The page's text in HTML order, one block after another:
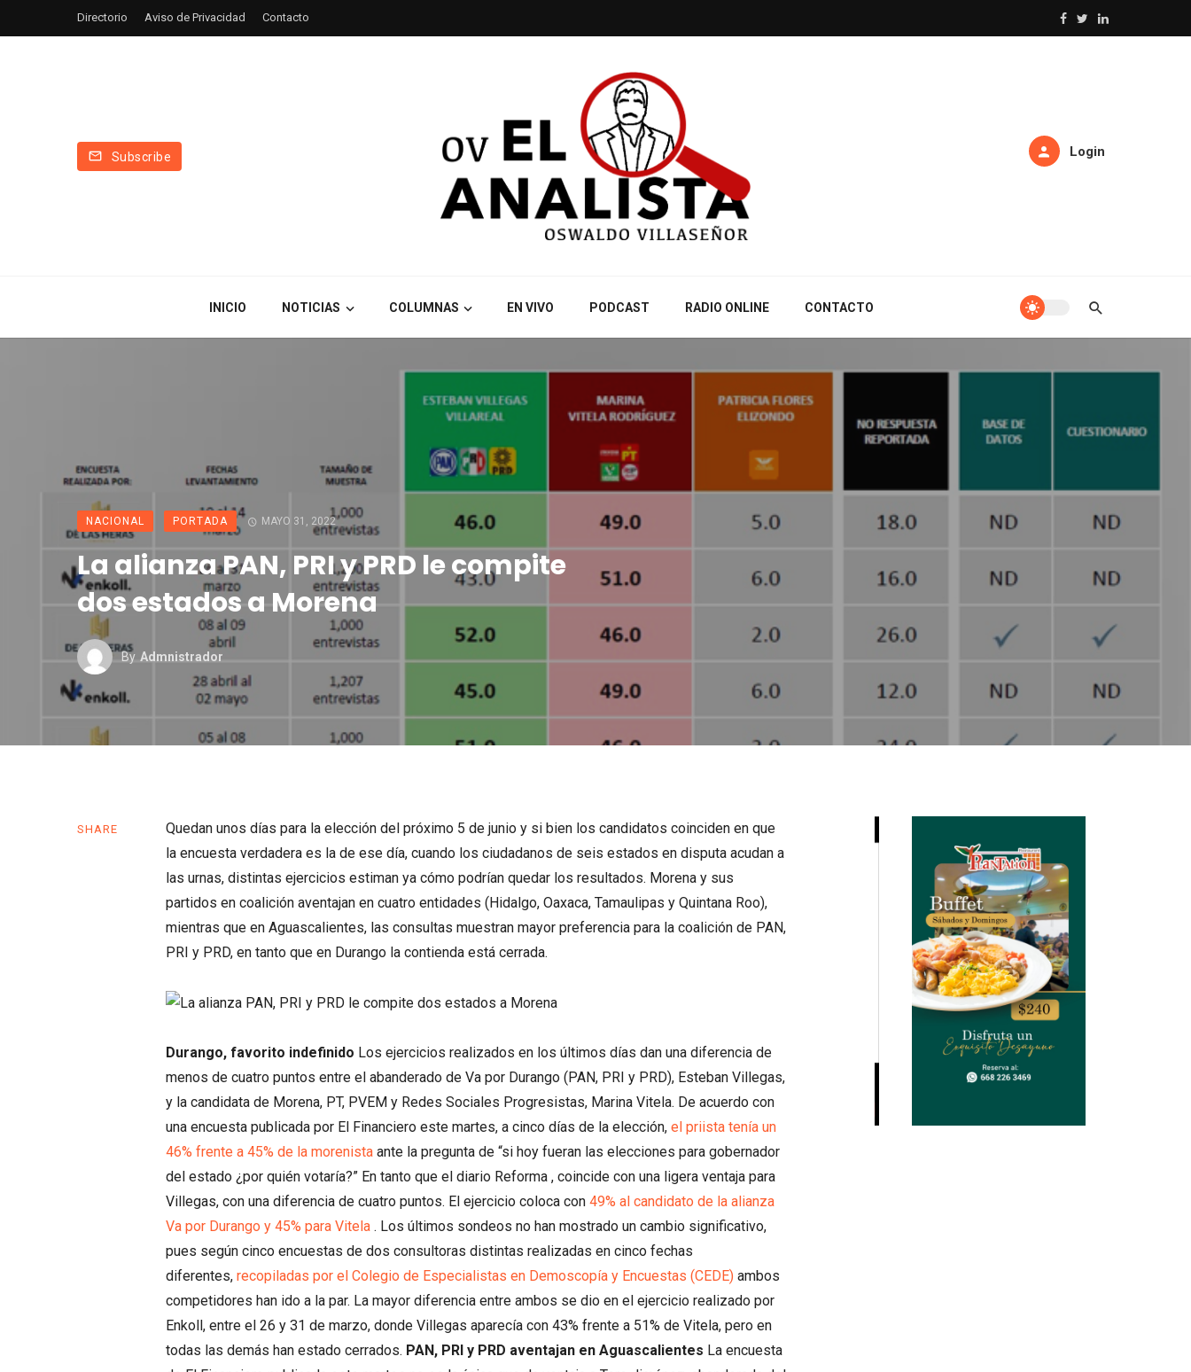
Directorio Aviso de Privacidad Contacto
Subscribe Login
INICIO NOTICIAS COLUMNAS EN VIVO PODCAST RADIO ONLINE CONTACTO
NACIONAL PORTADA MAYO 31, 2022
La alianza PAN, PRI y PRD le compite
dos estados a Morena
By Admnistrador
SHARE
Quedan unos días para la elección del próximo 5 de junio y si bien los candidatos coinciden en que
la encuesta verdadera es la de ese día, cuando los ciudadanos de seis estados en disputa acudan a
las urnas, distintas ejercicios estiman ya cómo podrían quedar los resultados. Morena y sus
partidos en coalición aventajan en cuatro entidades (Hidalgo, Oaxaca, Tamaulipas y Quintana Roo),
mientras que en Aguascalientes, las consultas muestran mayor preferencia para la coalición de PAN,
PRI y PRD, en tanto que en Durango la contienda está cerrada.
Durango, favorito indefinido Los ejercicios realizados en los últimos días dan una diferencia de
menos de cuatro puntos entre el abanderado de Va por Durango (PAN, PRI y PRD), Esteban Villegas,
y la candidata de Morena, PT, PVEM y Redes Sociales Progresistas, Marina Vitela. De acuerdo con
una encuesta publicada por El Financiero este martes, a cinco días de la elección, el priista tenía un
46% frente a 45% de la morenista ante la pregunta de “si hoy fueran las elecciones para gobernador
del estado ¿por quién votaría?” En tanto que el diario Reforma , coincide con una ligera ventaja para
Villegas, con una diferencia de cuatro puntos. El ejercicio coloca con 49% al candidato de la alianza
Va por Durango y 45% para Vitela . Los últimos sondeos no han mostrado un cambio significativo,
pues según cinco encuestas de dos consultoras distintas realizadas en cinco fechas
diferentes, recopiladas por el Colegio de Especialistas en Demoscopía y Encuestas (CEDE) ambos
competidores han ido a la par. La mayor diferencia entre ambos se dio en el ejercicio realizado por
Enkoll, entre el 26 y 31 de marzo, donde Villegas aparecía con 43% frente a 51% de Vitela, pero en
todas las demás han estado cerrados. PAN, PRI y PRD aventajan en Aguascalientes La encuesta